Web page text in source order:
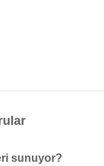
sunuyor?